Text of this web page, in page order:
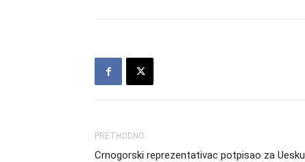
PRETHODNO
Crnogorski reprezentativac potpisao za Uesku